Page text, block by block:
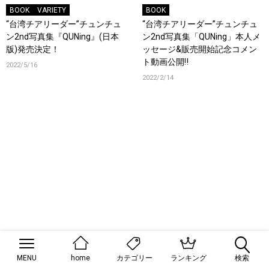
BOOK VARIETY
“台湾チアリーダー”チュンチュ
ン2nd写真集『QUNing』(日本
版)発売決定！
2022/5/16
BOOK
“台湾チアリーダー”チュンチュ
ン2nd写真集「QUNing」本人メ
ッセージ&販売開始記念コメン
ト動画公開‼
2022/2/14
MENU home カテゴリー ランキング 検索